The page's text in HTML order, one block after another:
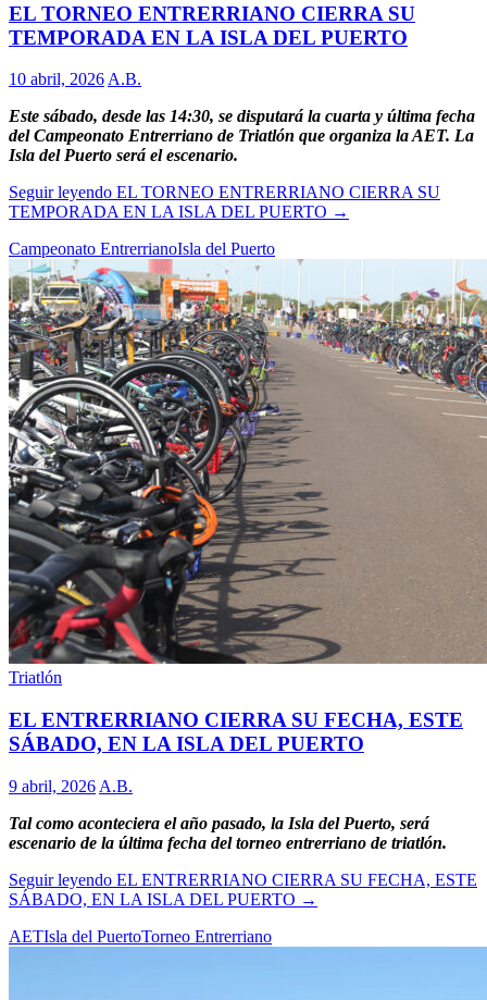
EL TORNEO ENTRERRIANO CIERRA SU
TEMPORADA EN LA ISLA DEL PUERTO
10 abril, 2026 A.B.
Este sábado, desde las 14:30, se disputará la cuarta y última fecha
del Campeonato Entrerriano de Triatlón que organiza la AET. La
Isla del Puerto será el escenario.
Seguir leyendo EL TORNEO ENTRERRIANO CIERRA SU
TEMPORADA EN LA ISLA DEL PUERTO →
Campeonato EntrerrianoIsla del Puerto
Triatlón
EL ENTRERRIANO CIERRA SU FECHA, ESTE
SÁBADO, EN LA ISLA DEL PUERTO
9 abril, 2026 A.B.
Tal como aconteciera el año pasado, la Isla del Puerto, será
escenario de la última fecha del torneo entrerriano de triatlón.
Seguir leyendo EL ENTRERRIANO CIERRA SU FECHA, ESTE
SÁBADO, EN LA ISLA DEL PUERTO →
AETIsla del PuertoTorneo Entrerriano